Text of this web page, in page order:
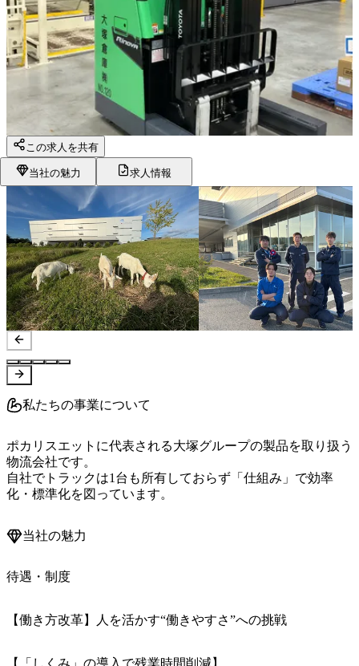
この求人を共有
当社の魅力 求人情報
私たちの事業について
ポカリスエットに代表される大塚グループの製品を取り扱う
物流会社です。
自社でトラックは1台も所有しておらず「仕組み」で効率
化・標準化を図っています。
当社の魅力
待遇・制度
【働き方改革】人を活かす“働きやすさ”への挑戦
【「しくみ」の導入で残業時間削減】